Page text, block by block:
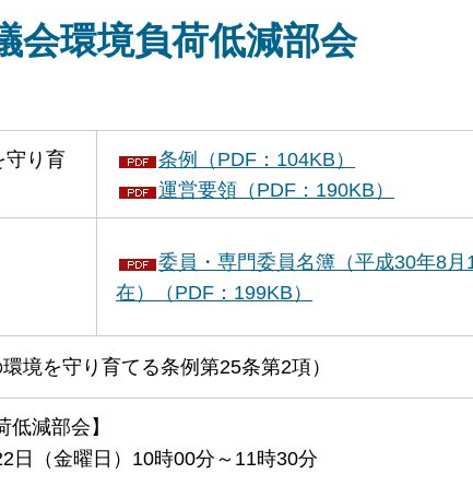
会環境負荷低減部会
守り育
条例（PDF：104KB）
運営要領（PDF：190KB）
委員・専門委員名簿（平成30年8月
在）（PDF：199KB）
境を守り育てる条例第25条第2項）
低減部会】
日（金曜日）10時00分～11時30分